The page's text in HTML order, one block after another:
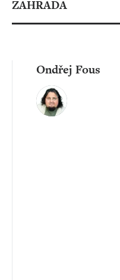
ZAHRADA
Ondřej Fous